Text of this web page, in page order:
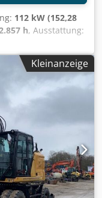
112 kW (152,28
h, Ausstattung:
2022
Kabine
Rück- und
Vollverrohrung
OQ70/55 1 x
10.00-20 ca. 30%
CE
Kleinanzeige